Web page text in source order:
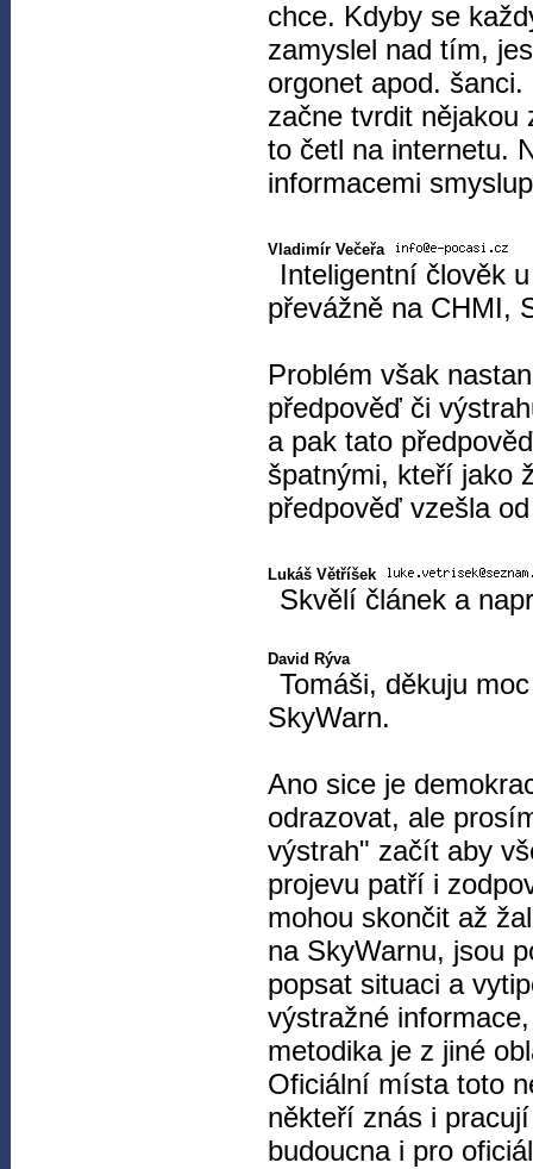
chce. Kdyby se
zamyslel nad tím,
orgonet apod.
začne tvrdit nějakou
to četl na internetu.
informacemi
Vladimír Večeřa
Inteligentní člověk
převážně na CHMI,
Problém však
předpověď či
a pak tato
špatnými, kteří jako
předpověď vzešla
Lukáš Větříšek
Skvělí článek a
David Rýva
Tomáši, děkuju
SkyWarn.
Ano sice je
odrazovat, ale
výstrah" začít aby
projevu patří i
mohou skončit až
na SkyWarnu, jsou
popsat situaci a
výstražné
metodika je z jiné
Oficiální místa toto
někteří znás i
budoucna i pro